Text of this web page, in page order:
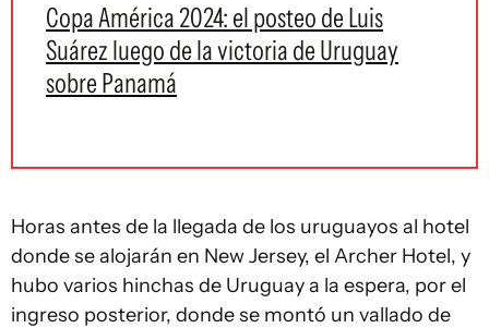
Copa América 2024: el posteo de Luis
Suárez luego de la victoria de Uruguay
sobre Panamá
Horas antes de la llegada de los uruguayos al hotel
donde se alojarán en New Jersey, el Archer Hotel, y
hubo varios hinchas de Uruguay a la espera, por el
ingreso posterior, donde se montó un vallado de